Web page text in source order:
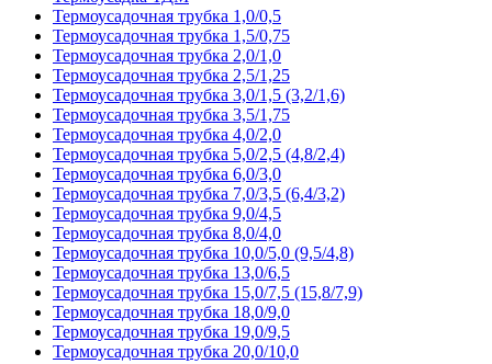
Термоусадочная трубка 1,0/0,5
Термоусадочная трубка 1,5/0,75
Термоусадочная трубка 2,0/1,0
Термоусадочная трубка 2,5/1,25
Термоусадочная трубка 3,0/1,5 (3,2/1,6)
Термоусадочная трубка 3,5/1,75
Термоусадочная трубка 4,0/2,0
Термоусадочная трубка 5,0/2,5 (4,8/2,4)
Термоусадочная трубка 6,0/3,0
Термоусадочная трубка 7,0/3,5 (6,4/3,2)
Термоусадочная трубка 9,0/4,5
Термоусадочная трубка 8,0/4,0
Термоусадочная трубка 10,0/5,0 (9,5/4,8)
Термоусадочная трубка 13,0/6,5
Термоусадочная трубка 15,0/7,5 (15,8/7,9)
Термоусадочная трубка 18,0/9,0
Термоусадочная трубка 19,0/9,5
Термоусадочная трубка 20,0/10,0